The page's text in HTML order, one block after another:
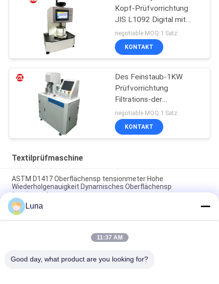
Kopf-Prüfvorrichtung
JIS L1092 Digital mit
LCD-Touch Screen
negotiable MOQ:1 Satz
KONTAKT
Des Feinstaub-1KW
Prüfvorrichtung
Filtrations-der
Leistungsfähigkeits-PFE
negotiable MOQ:1 Satz
KONTAKT
Textilprüfmaschine
ASTM D1417 Oberflächensp tensionmeter Hohe
Wiederholgenauigkeit Dynamisches Oberflächensp
tensionmeter
Automatische Walzmaschine für nicht gewebte Stoffe mit
Randsteuerungsanlage
G278 Stoff-Oszillations-Abriebprüfgerät und Wyzenbeek-
Luna
11:37 AM
Good day, what product are you looking for?